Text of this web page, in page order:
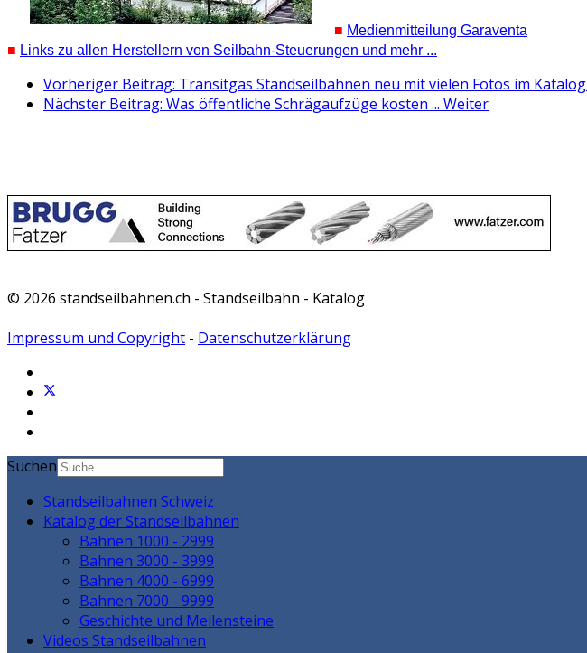
■ Medienmitteilung Garaventa
■ Links zu allen Herstellern von Seilbahn-Steuerungen und mehr ...
Vorheriger Beitrag: Transitgas Standseilbahnen neu mit vielen Fotos im Katalog
Nächster Beitrag: Was öffentliche Schrägaufzüge kosten ... Weiter
© 2026 standseilbahnen.ch - Standseilbahn - Katalog
Impressum und Copyright - Datenschutzerklärung
Suchen
Standseilbahnen Schweiz
Katalog der Standseilbahnen
Bahnen 1000 - 2999
Bahnen 3000 - 3999
Bahnen 4000 - 6999
Bahnen 7000 - 9999
Geschichte und Meilensteine
Videos Standseilbahnen